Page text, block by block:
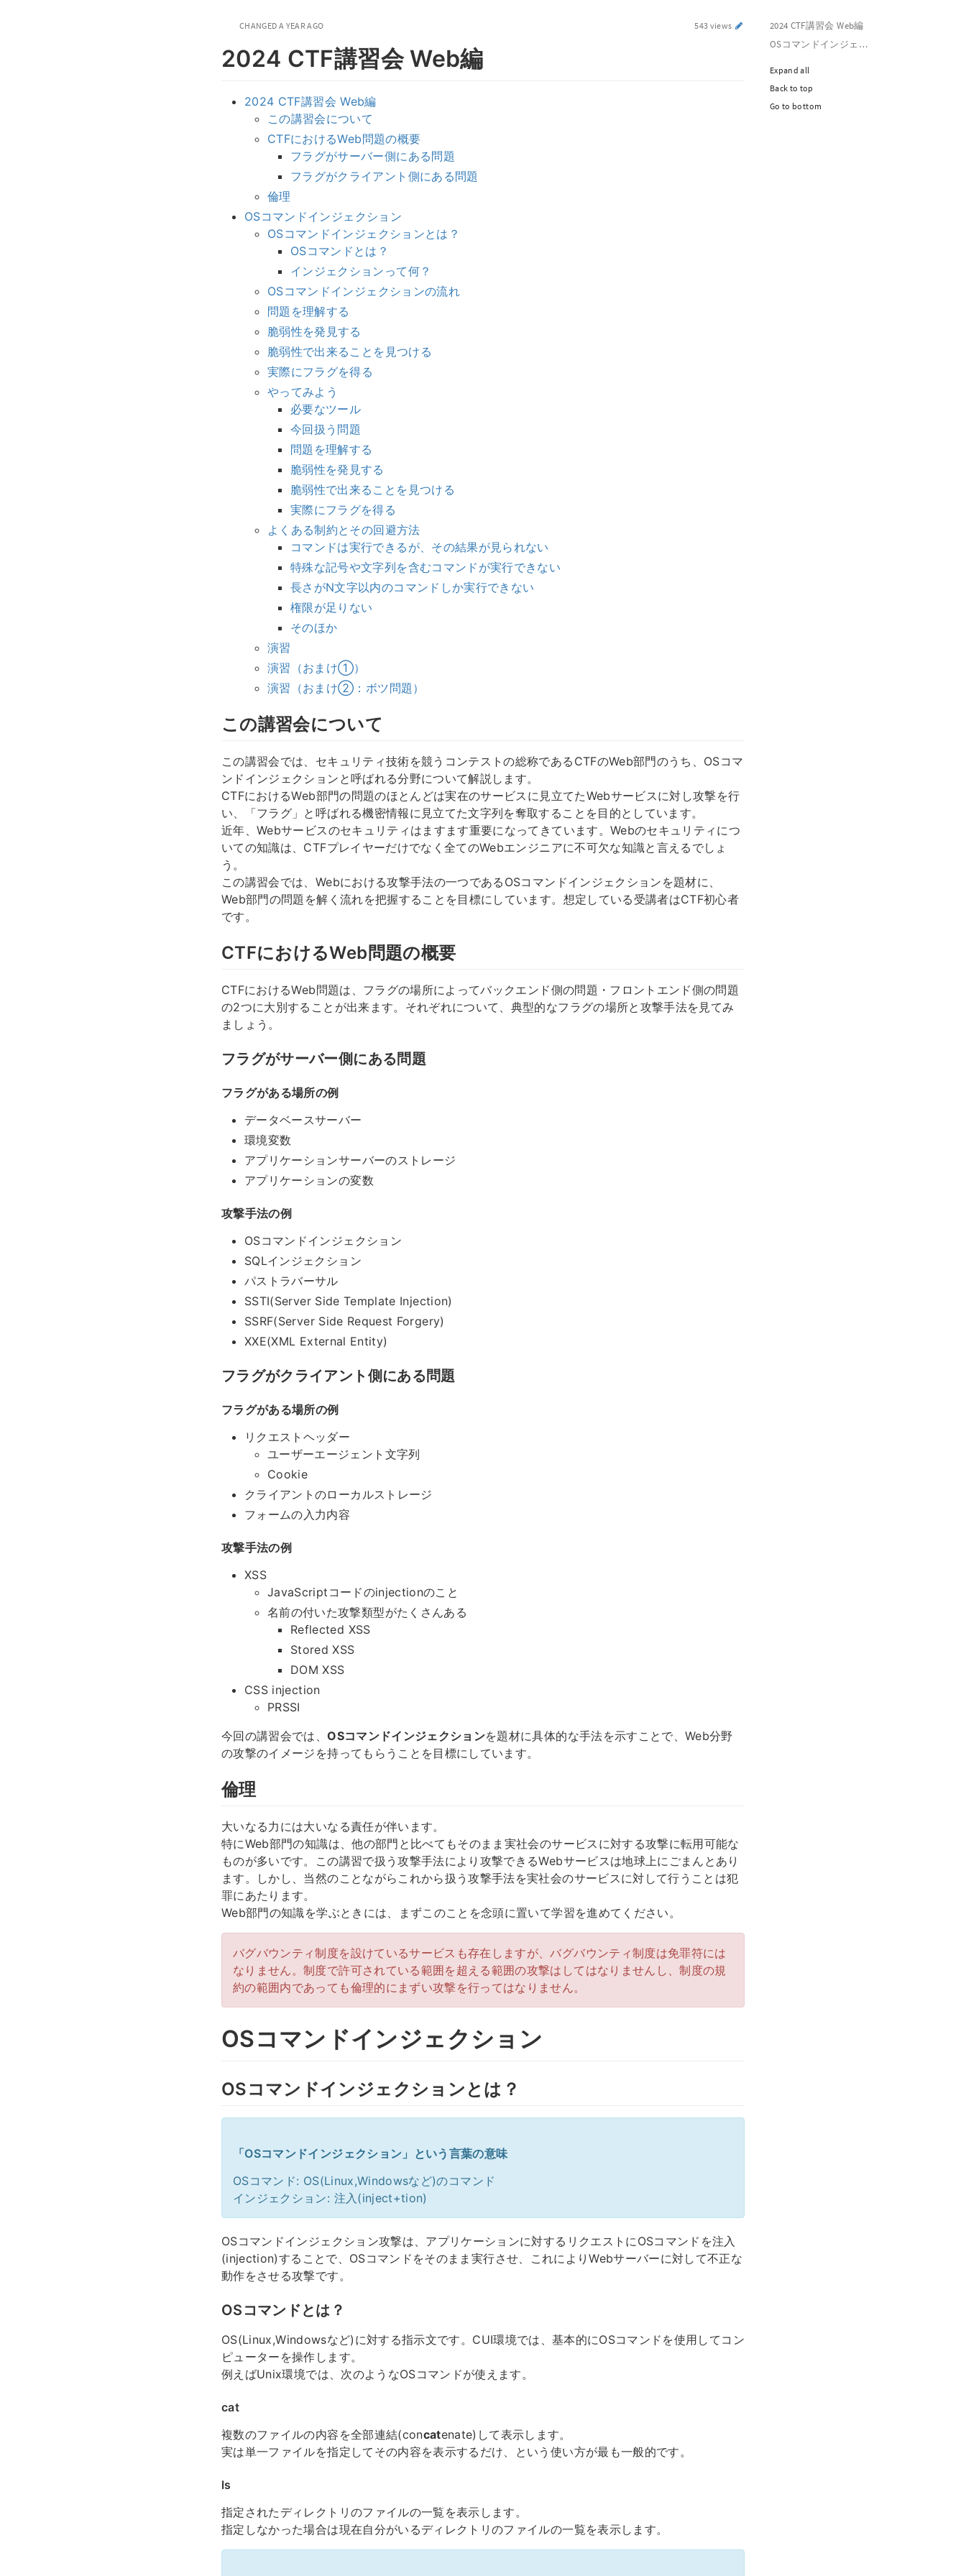
CHANGED A YEAR AGO 543 views
2024 CTF講習会 Web編
2024 CTF講習会 Web編
この講習会について
CTFにおけるWeb問題の概要
フラグがサーバー側にある問題
フラグがクライアント側にある問題
倫理
OSコマンドインジェクション
OSコマンドインジェクションとは？
OSコマンドとは？
インジェクションって何？
OSコマンドインジェクションの流れ
問題を理解する
脆弱性を発見する
脆弱性で出来ることを見つける
実際にフラグを得る
やってみよう
必要なツール
今回扱う問題
問題を理解する
脆弱性を発見する
脆弱性で出来ることを見つける
実際にフラグを得る
よくある制約とその回避方法
コマンドは実行できるが、その結果が見られない
特殊な記号や文字列を含むコマンドが実行できない
長さがN文字以内のコマンドしか実行できない
権限が足りない
そのほか
演習
演習（おまけ①）
演習（おまけ②：ボツ問題）
この講習会について
この講習会では、セキュリティ技術を競うコンテストの総称であるCTFのWeb部門のうち、OSコマ
ンドインジェクションと呼ばれる分野について解説します。
CTFにおけるWeb部門の問題のほとんどは実在のサービスに見立てたWebサービスに対し攻撃を行
い、「フラグ」と呼ばれる機密情報に見立てた文字列を奪取することを目的としています。
近年、Webサービスのセキュリティはますます重要になってきています。Webのセキュリティにつ
いての知識は、CTFプレイヤーだけでなく全てのWebエンジニアに不可欠な知識と言えるでしょ
う。
この講習会では、Webにおける攻撃手法の一つであるOSコマンドインジェクションを題材に、
Web部門の問題を解く流れを把握することを目標にしています。想定している受講者はCTF初心者
です。
CTFにおけるWeb問題の概要
CTFにおけるWeb問題は、フラグの場所によってバックエンド側の問題・フロントエンド側の問題
の2つに大別することが出来ます。それぞれについて、典型的なフラグの場所と攻撃手法を見てみ
ましょう。
フラグがサーバー側にある問題
フラグがある場所の例
データベースサーバー
環境変数
アプリケーションサーバーのストレージ
アプリケーションの変数
攻撃手法の例
OSコマンドインジェクション
SQLインジェクション
パストラバーサル
SSTI(Server Side Template Injection)
SSRF(Server Side Request Forgery)
XXE(XML External Entity)
フラグがクライアント側にある問題
フラグがある場所の例
リクエストヘッダー
ユーザーエージェント文字列
Cookie
クライアントのローカルストレージ
フォームの入力内容
攻撃手法の例
XSS
JavaScriptコードのinjectionのこと
名前の付いた攻撃類型がたくさんある
Reflected XSS
Stored XSS
DOM XSS
CSS injection
PRSSI
今回の講習会では、OSコマンドインジェクションを題材に具体的な手法を示すことで、Web分野
の攻撃のイメージを持ってもらうことを目標にしています。
倫理
大いなる力には大いなる責任が伴います。
特にWeb部門の知識は、他の部門と比べてもそのまま実社会のサービスに対する攻撃に転用可能な
ものが多いです。この講習で扱う攻撃手法により攻撃できるWebサービスは地球上にごまんとあり
ます。しかし、当然のことながらこれから扱う攻撃手法を実社会のサービスに対して行うことは犯
罪にあたります。
Web部門の知識を学ぶときには、まずこのことを念頭に置いて学習を進めてください。
バグバウンティ制度を設けているサービスも存在しますが、バグバウンティ制度は免罪符には
なりません。制度で許可されている範囲を超える範囲の攻撃はしてはなりませんし、制度の規
約の範囲内であっても倫理的にまずい攻撃を行ってはなりません。
OSコマンドインジェクション
OSコマンドインジェクションとは？
「OSコマンドインジェクション」という言葉の意味
OSコマンド: OS(Linux,Windowsなど)のコマンド
インジェクション: 注入(inject+tion)
OSコマンドインジェクション攻撃は、アプリケーションに対するリクエストにOSコマンドを注入
(injection)することで、OSコマンドをそのまま実行させ、これによりWebサーバーに対して不正な
動作をさせる攻撃です。
OSコマンドとは？
OS(Linux,Windowsなど)に対する指示文です。CUI環境では、基本的にOSコマンドを使用してコン
ピューターを操作します。
例えばUnix環境では、次のようなOSコマンドが使えます。
cat
複数のファイルの内容を全部連結(concatenate)して表示します。
実は単一ファイルを指定してその内容を表示するだけ、という使い方が最も一般的です。
ls
指定されたディレクトリのファイルの一覧を表示します。
指定しなかった場合は現在自分がいるディレクトリのファイルの一覧を表示します。
2024 CTF講習会 Web編
OSコマンドインジェクション
Expand all
Back to top
Go to bottom